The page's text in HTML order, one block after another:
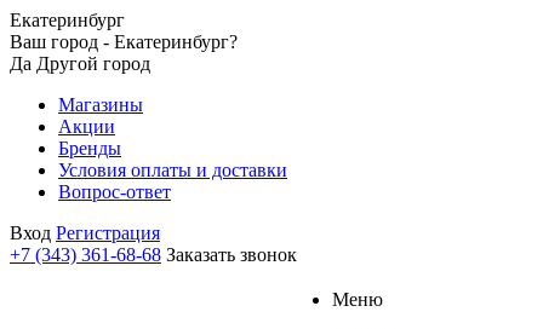
Екатеринбург
Ваш город - Екатеринбург?
Да Другой город
Магазины
Акции
Бренды
Условия оплаты и доставки
Вопрос-ответ
Вход Регистрация
+7 (343) 361-68-68 Заказать звонок
Меню